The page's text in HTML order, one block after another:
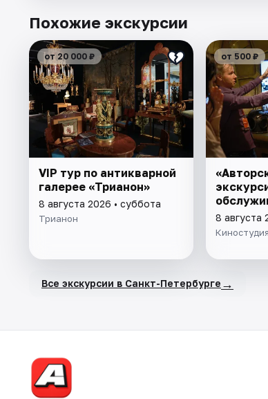
Похожие экскурсии
от 20 000 ₽
VIP тур по антикварной
галерее «Трианон»
8 августа 2026 • суббота
Трианон
от 500 ₽
8 августа
Все экскурсии в Санкт-Петербурге →